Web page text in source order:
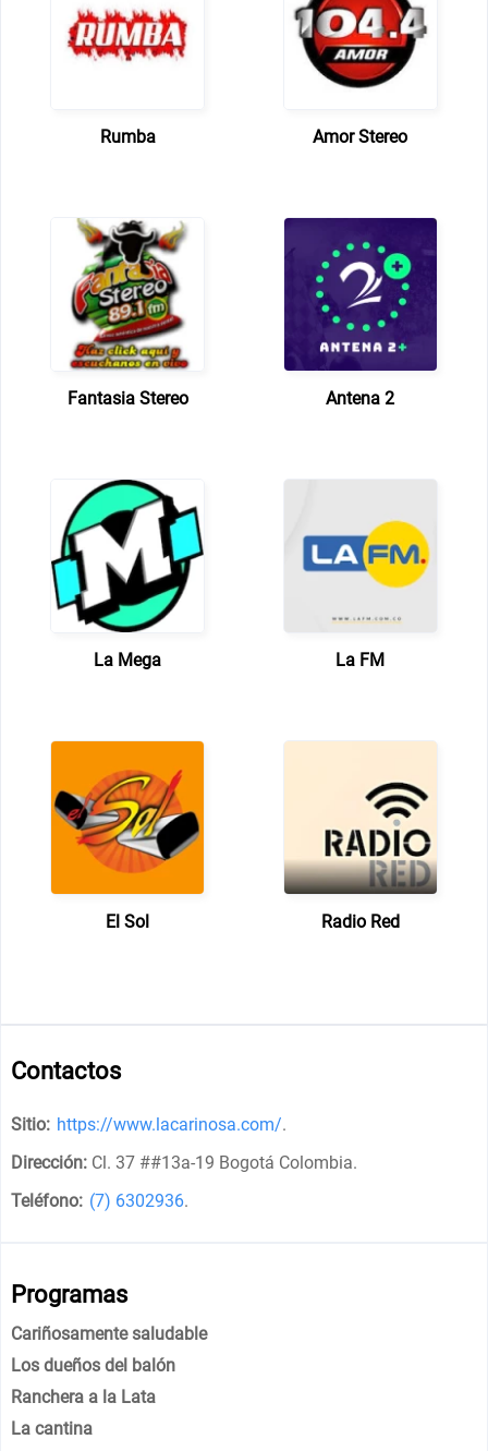
Rumba Amor Stereo
Fantasia Stereo Antena 2
La Mega La FM
El Sol Radio Red
Contactos
Sitio: https://www.lacarinosa.com/.
Dirección: Cl. 37 ##13a-19 Bogotá Colombia.
Teléfono: (7) 6302936.
Programas
Cariñosamente saludable
Los dueños del balón
Ranchera a la Lata
La cantina